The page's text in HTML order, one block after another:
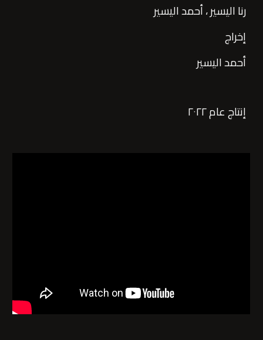
رنا اليسير ، أحمد اليسير
إخراج
أحمد اليسير
إنتاج عام ٢٠٢٢